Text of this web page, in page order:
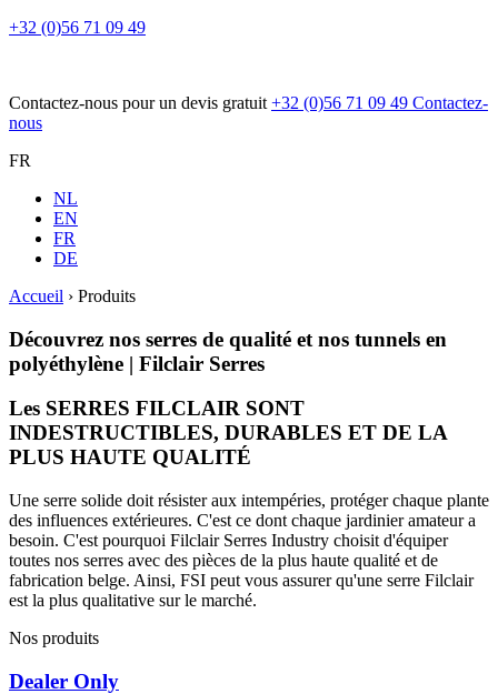
+32 (0)56 71 09 49
Contactez-nous pour un devis gratuit +32 (0)56 71 09 49 Contactez-
nous
FR
NL
EN
FR
DE
Accueil › Produits
Découvrez nos serres de qualité et nos tunnels en
polyéthylène | Filclair Serres
Les SERRES FILCLAIR SONT
INDESTRUCTIBLES, DURABLES ET DE LA
PLUS HAUTE QUALITÉ
Une serre solide doit résister aux intempéries, protéger chaque plante
des influences extérieures. C'est ce dont chaque jardinier amateur a
besoin. C'est pourquoi Filclair Serres Industry choisit d'équiper
toutes nos serres avec des pièces de la plus haute qualité et de
fabrication belge. Ainsi, FSI peut vous assurer qu'une serre Filclair
est la plus qualitative sur le marché.
Nos produits
Dealer Only